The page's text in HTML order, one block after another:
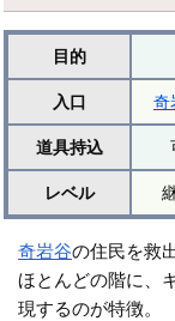
目的
入口 奇
道具持込
レベル
奇岩谷の住民を救
ほとんどの階に、
現するのが特徴。